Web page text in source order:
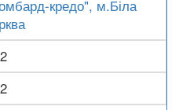
кредо", м.Біла
2
2